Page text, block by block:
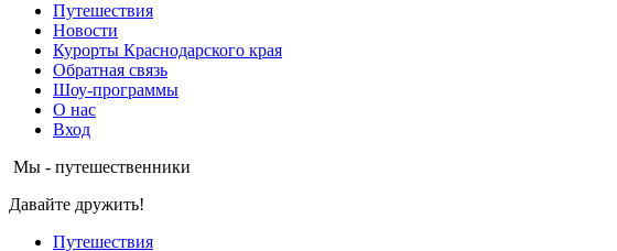
Путешествия
Новости
Курорты Краснодарского края
Обратная связь
Шоу-программы
О нас
Вход
Мы - путешественники
Давайте дружить!
Путешествия